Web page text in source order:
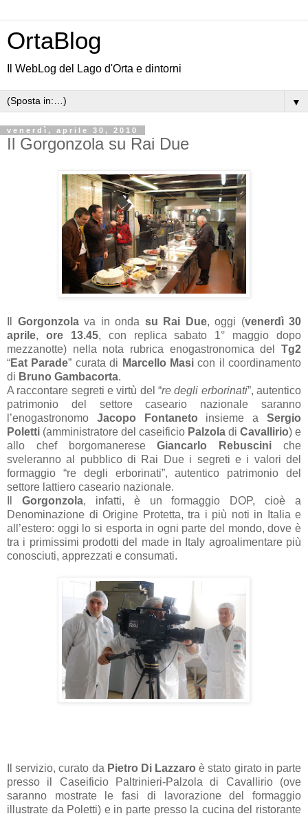
OrtaBlog
Il WebLog del Lago d'Orta e dintorni
▼
venerdì, aprile 30, 2010
Il Gorgonzola su Rai Due
Gorgonzolava in onda su Rai Due, oggi (venerdì 30
aprile, ore 13.45, con replica sabato 1° maggio dopo
mezzanotte) nella nota rubrica enogastronomica del Tg2
“Eat Parade” curata di Marcello Masicon il coordinamento
di Bruno Gambacorta.
A raccontare segreti e virtù del “re degli erborinati”, autentico
patrimonio del settore caseario nazionale saranno
l’enogastronomo Jacopo Fontaneto insieme aSergio
Poletti (amministratore del caseificio Palzola di Cavallirio) e
allo chef borgomanereseGiancarlo Rebuscini che
sveleranno al pubblico di Rai Due i segreti e i valori del
formaggio “re degli erborinati”, autentico patrimonio del
settore lattiero caseario nazionale.
Gorgonzola, infatti, è un formaggio DOP, cioè a
Denominazione di Origine Protetta, tra i più noti in Italia e
all’estero: oggi lo si esporta in ogni parte del mondo, dove è
tra i primissimi prodotti del made in Italy agroalimentare più
conosciuti, apprezzati e consumati.
Il servizio, curato da Pietro Di Lazzaro è stato girato in parte
presso il Caseificio Paltrinieri-Palzola di Cavallirio (ove
saranno mostrate le fasi di lavorazione del formaggio
illustrate da Poletti) e in parte presso la cucina del ristorante